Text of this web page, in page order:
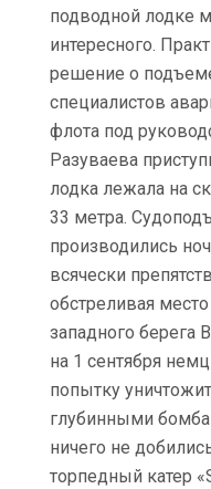
подводной лодке
интересного.
решение о
специалистов
флота под
Разуваева
лодка лежала на
33 метра.
производились
всячески
обстреливая
западного берега
на 1 сентября
попытку
глубинными
ничего не
торпедный катер